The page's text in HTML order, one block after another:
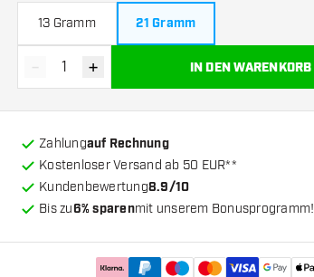
13 Gramm 21 Gramm
Menge verringern
- Menge erhöhen
+ IN DEN WARENKORB
Zahlungauf Rechnung
Kostenloser Versand ab 50 EUR**
Kundenbewertung8.9/10
Bis zu6% sparenmit unserem Bonusprogramm!